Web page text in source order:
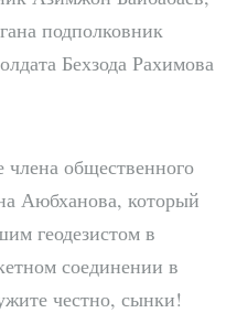
подполковник
Бехзода Рахимова
члена общественного
Аюбханова, который
геодезистом в
соединении в
честно, сынки!